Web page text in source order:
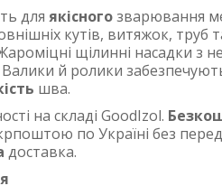
для якісногозварювання
кутів, витяжок, труб
Жароміцні щілинні насадки з
й ролики
шва.
на складі GoodIzol.
по Україні без
доставка.